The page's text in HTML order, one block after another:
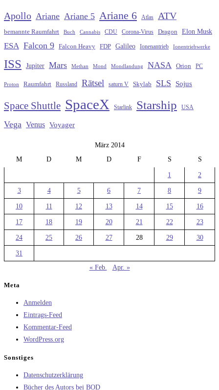
Apollo Ariane Ariane 5 Ariane 6 Atlas ATV
bemannte Raumfahrt Buch Cannabis CDU Corona-Virus Dragon Elon Musk
ESA Falcon 9 Falcon Heavy FDP Galileo Ionenantrieb Ionentriebwerke
ISS Jupiter Mars Methan Mond Mondlandung NASA Orion PC
Proton Raumfahrt Russland Rätsel saturn V Skylab SLS Sojus
Space Shuttle SpaceX Starlink Starship USA
Vega Venus Voyager
März 2014
M
D M D F S S
1 2
3 4 5 6 7 8 9
10 11 12 13 14 15 16
17 18 19 20 21 22 23
24 25 26 27 28 29 30
31
« Feb.
Apr. »
Meta
Anmelden
Eintrags-Feed
Kommentar-Feed
WordPress.org
Sonstiges
Datenschutzerklärung
Bücher des Autors bei BOD